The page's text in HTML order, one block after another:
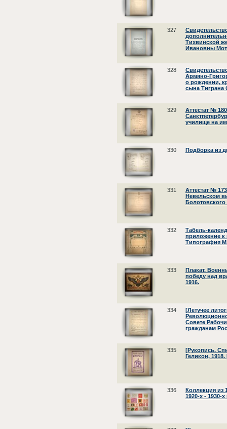
327
Тихвинской
Ивановны
328
Армяно-
о рождении,
сына Тиграна
329
Аттестат №
училище на
330 Подборка из
331
Аттестат №
Невельском
332
Табель-
приложение к
Типография
333
Плакат.
победу над
1916.
334
[Летучее
Совете
гражданам
335
[Рукопись.
Геликон, 1918.
336
Коллекция из
1920-х - 1930-х